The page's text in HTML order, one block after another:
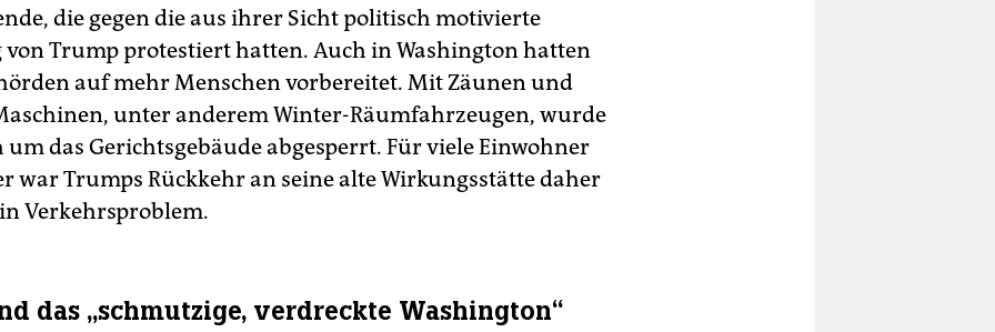
die gegen die aus ihrer Sicht politisch motivierte
Trump protestiert hatten. Auch in Washington hatten
auf mehr Menschen vorbereitet. Mit Zäunen und
unter anderem Winter-Räumfahrzeugen, wurde
um das Gerichtsgebäude abgesperrt. Für viele Einwohner
war Trumps Rückkehr an seine alte Wirkungsstätte daher
Verkehrsproblem.
das „schmutzige, verdreckte Washington“